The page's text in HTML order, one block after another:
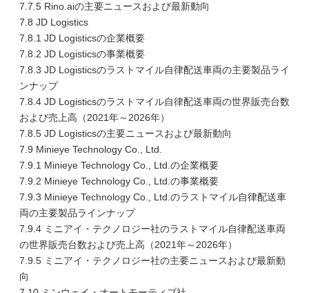
7.7.5 Rino.aiの主要ニュースおよび最新動向
7.8 JD Logistics
7.8.1 JD Logisticsの企業概要
7.8.2 JD Logisticsの事業概要
7.8.3 JD Logisticsのラストマイル自律配送車両の主要製品ライ
ンナップ
7.8.4 JD Logisticsのラストマイル自律配送車両の世界販売台数
および売上高（2021年～2026年）
7.8.5 JD Logisticsの主要ニュースおよび最新動向
7.9 Minieye Technology Co., Ltd.
7.9.1 Minieye Technology Co., Ltd.の企業概要
7.9.2 Minieye Technology Co., Ltd.の事業概要
7.9.3 Minieye Technology Co., Ltd.のラストマイル自律配送車
両の主要製品ラインナップ
7.9.4 ミニアイ・テクノロジー社のラストマイル自律配送車両
の世界販売台数および売上高（2021年～2026年）
7.9.5 ミニアイ・テクノロジー社の主要ニュースおよび最新動
向